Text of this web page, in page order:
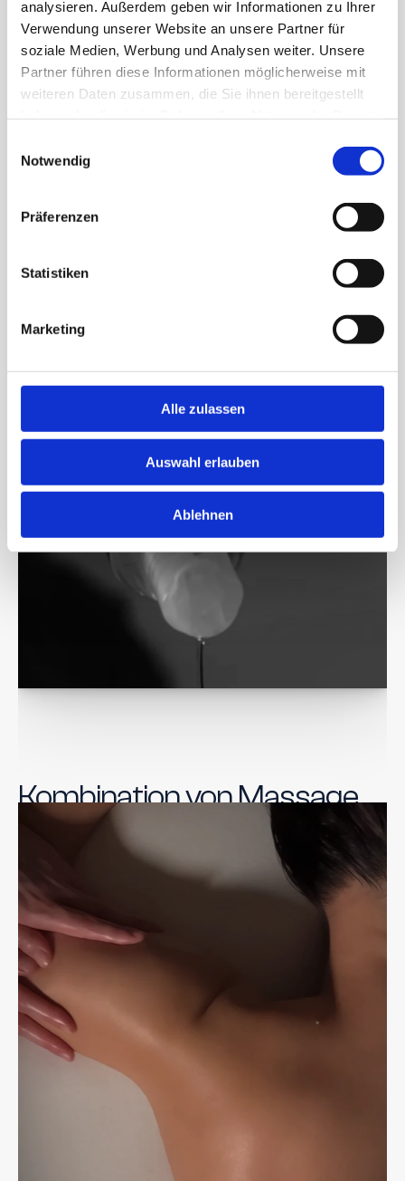
analysieren. Außerdem geben wir Informationen zu Ihrer
Verwendung unserer Website an unsere Partner für
soziale Medien, Werbung und Analysen weiter. Unsere
Partner führen diese Informationen möglicherweise mit
weiteren Daten zusammen, die Sie ihnen bereitgestellt
Notwendig
Präferenzen
Statistiken
Marketing
Alle zulassen
Auswahl erlauben
Ablehnen
Wohlfühlatmosphäre im
Studio
Unsere ruhige Umgebung und die angenehmen Düfte
Entspannung.
Kombination von Massage
und Pflege
Hochwertige Öle unterstützen die Wirkung der Massage
und pflegen gleichzeitig die Haut.